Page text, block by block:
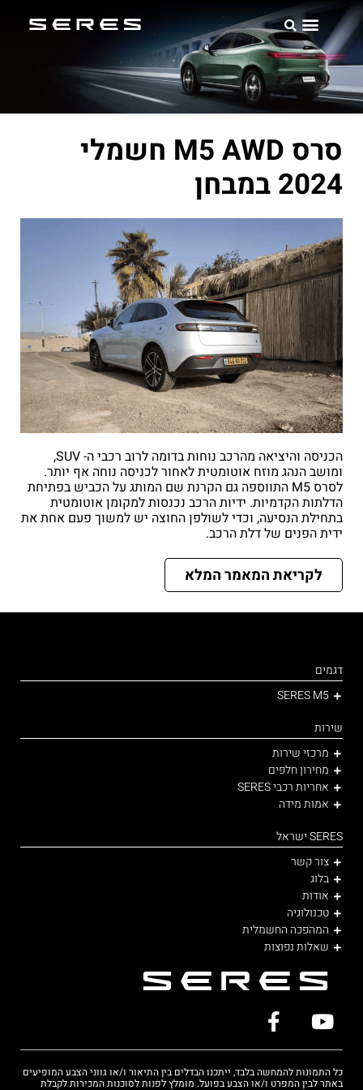
סרס M5 AWD חשמלי
2024 במבחן
הכניסה והיציאה מהרכב נוחות בדומה לרוב רכבי ה- SUV,
ומושב הנהג מוזח אוטומטית לאחור לכניסה נוחה אף יותר.
לסרס M5 התווספה גם הקרנת שם המותג על הכביש בפתיחת
הדלתות הקדמיות. ידיות הרכב נכנסות למקומן אוטומטית
בתחילת הנסיעה, וכדי לשולפן החוצה יש למשוך פעם אחת את
ידית הפנים של דלת הרכב.
לקריאת המאמר המלא
דגמים
SERES M5
שירות
מרכזי שירות
מחירון חלפים
אחריות רכבי SERES
אמות מידה
SERES ישראל
צור קשר
בלוג
אודות
טכנולוגיה
המהפכה החשמלית
שאלות נפוצות
כל התמונות להמחשה בלבד, ייתכנו הבדלים בין התיאור ו/או גווני הצבע המופיעים
באתר לבין המפרט ו/או הצבע בפועל. מומלץ לפנות לסוכנות המכירות לקבלת